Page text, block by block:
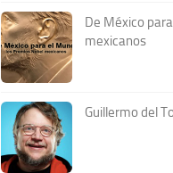
De México
mexicanos
Guillermo del